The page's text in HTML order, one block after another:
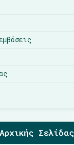
Σελίδας